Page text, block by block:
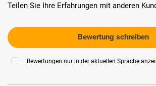
Teilen Sie Ihre Erfahrungen mit anderen
Bewertung schreiben
Bewertungen nur in der aktuellen Sprache